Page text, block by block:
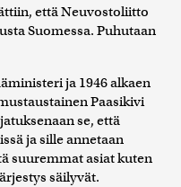
että Neuvostoliitto
Suomessa. Puhutaan
ja 1946 alkaen
Paasikivi
se, että
ja sille annetaan
suuremmat asiat kuten
säilyvät.